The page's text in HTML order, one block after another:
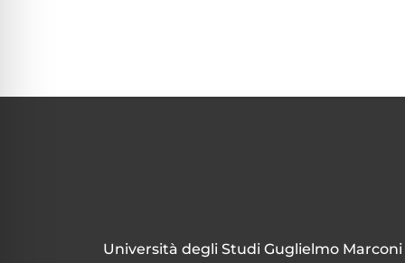
Università degli Studi Guglielmo Marconi